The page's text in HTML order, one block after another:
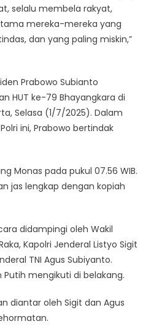
selalu membela rakyat,
mereka-mereka yang
dan yang paling miskin,”
Prabowo Subianto
HUT ke-79 Bhayangkara di
Selasa (1/7/2025). Dalam
ini, Prabowo bertindak
Monas pada pukul 07.56 WIB.
jas lengkap dengan kopiah
didampingi oleh Wakil
Kapolri Jenderal Listyo Sigit
TNI Agus Subiyanto.
mengikuti di belakang.
diantar oleh Sigit dan Agus